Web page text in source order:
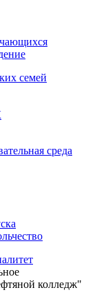
семей
среда
колледж"